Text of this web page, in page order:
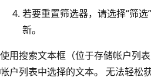
若要重置筛选器，请选择“筛
新。
使用搜索文本框（位于存储帐户列
帐户列表中选择的文本。 无法轻松